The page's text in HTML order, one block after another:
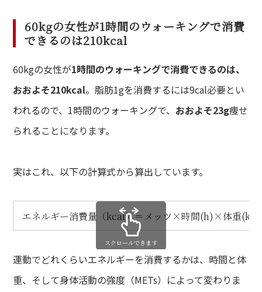
60kgの女性が1時間のウォーキングで消費
できるのは210kcal
60kgの女性が1時間のウォーキングで消費できるのは、
おおよそ210kcal。脂肪1gを消費するには9cal必要とい
われるので、1時間のウォーキングで、 おおよそ23g痩せ
られることになります。
実はこれ、以下の計算式から算出しています。
エネルギー消費量（kcal）＝メッツ×時間(h)×体重(kg)
スクロールできます
運動でどれくらいエネルギーを消費するかは、時間と体
重、そして身体活動の強度（METs）によって変わりま